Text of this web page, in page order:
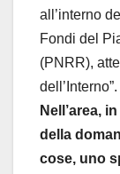
all’interno
Fondi del
(PNRR),
dell’Interno”.
Nell’area,
della
cose, uno